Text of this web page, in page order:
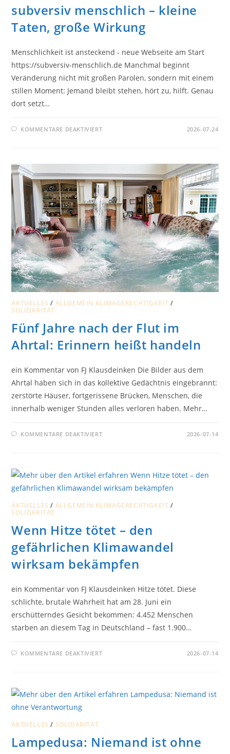
subversiv menschlich – kleine
Taten, große Wirkung
Menschlichkeit ist ansteckend - neue Webseite am Start
https://subversiv-menschlich.de Manchmal beginnt
Veränderung nicht mit großen Parolen, sondern mit einem
stillen Moment: Jemand bleibt stehen, hört zu, hilft. Genau
dort setzt…
KOMMENTARE DEAKTIVIERTFÜR
TATEN,
IRKUNG
2026-07-24
AKTUELLES / ALLGEMEIN KLIMAGERECHTIGKEIT /
SOLIDARITÄT
Fünf Jahre nach der Flut im
Ahrtal: Erinnern heißt handeln
ein Kommentar von FJ Klausdeinken Die Bilder aus dem
Ahrtal haben sich in das kollektive Gedächtnis eingebrannt:
zerstörte Häuser, fortgerissene Brücken, Menschen, die
innerhalb weniger Stunden alles verloren haben. Mehr…
KOMMENTARE DEAKTIVIERTFÜR
IM
AHRTAL:
ERINNERN
HEISST H
2026-07-14
AKTUELLES / ALLGEMEIN KLIMAGERECHTIGKEIT /
SOLIDARITÄT
Wenn Hitze tötet – den
gefährlichen Klimawandel
wirksam bekämpfen
ein Kommentar von FJ Klausdeinken Hitze tötet. Diese
schlichte, brutale Wahrheit hat am 28. Juni ein
erschütterndes Gesicht bekommen: 4.452 Menschen
starben an diesem Tag in Deutschland – fast 1.900…
KOMMENTARE DEAKTIVIERTFÜR
GEFÄHRLICHEN
KLIMAWANDEL
2026-07-14
AKTUELLES / SOLIDARITÄT
Lampedusa: Niemand ist ohne